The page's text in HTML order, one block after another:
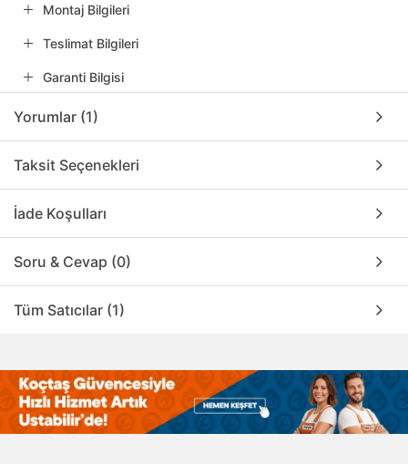
Montaj Bilgileri
Teslimat Bilgileri
Garanti Bilgisi
Yorumlar (1)
Taksit Seçenekleri
İade Koşulları
Soru & Cevap (0)
Tüm Satıcılar (1)